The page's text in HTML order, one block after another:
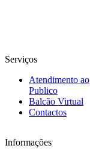
Serviços
Atendimento ao
Publico
Balcão Virtual
Contactos
Informações